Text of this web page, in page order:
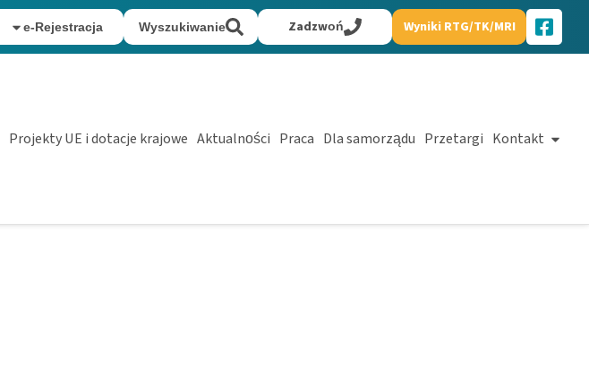
e-Rejestracja Wyszukiwanie Zadzwoń Wyniki RTG/TK/MRI
Projekty UE i dotacje krajowe Aktualności Praca Dla samorządu Przetargi Kontakt